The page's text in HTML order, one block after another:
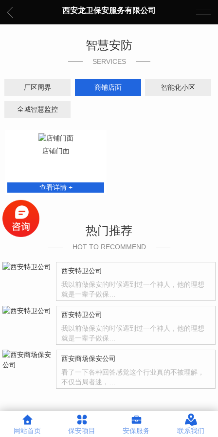
西安龙卫保安服务有限公司
智慧安防
SERVICES
厂区周界 商铺店面 智能化小区
全城智慧监控
店铺门面
查看详情 +
热门推荐
HOT TO RECOMMEND
西安特卫公司
我以前做保安的时候遇到过一个神人，他的理想
就是一辈子做保…
西安特卫公司
我以前做保安的时候遇到过一个神人，他的理想
就是一辈子做保…
西安商场保安公司
看了一下各种回答感觉这个行业真的不被理解，
不仅当局者迷，…
网站首页 保安项目 安保服务 联系我们